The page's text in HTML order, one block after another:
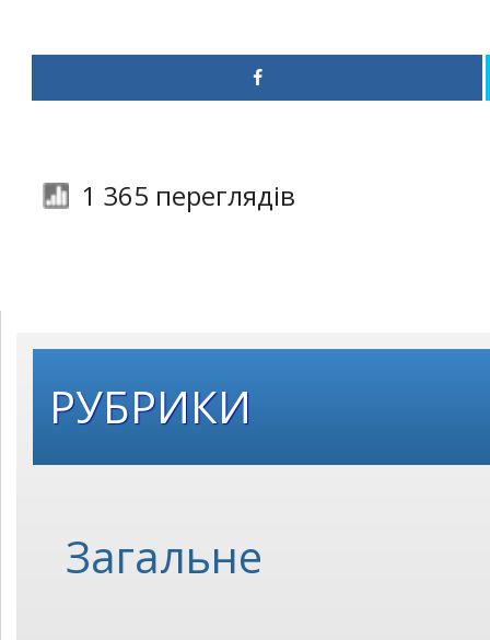
1 365 переглядів
РУБРИКИ
Загальне